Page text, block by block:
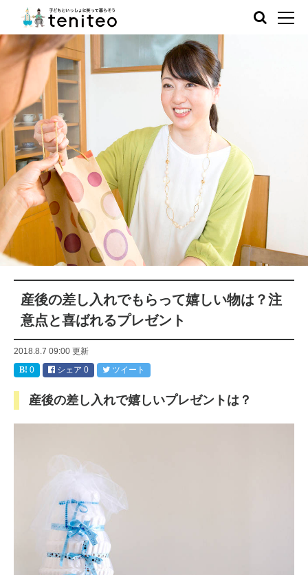
産後の差し入れでもらって嬉しい物は？注
意点と喜ばれるプレゼント
2018.8.7 09:00 更新
0
シェア 0 ツイート
産後の差し入れで嬉しいプレゼントは？